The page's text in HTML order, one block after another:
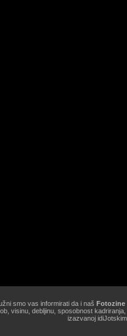
smo vas informirati da i naš Fotozine
visinu, debljinu, sposobnost
izazvanoj